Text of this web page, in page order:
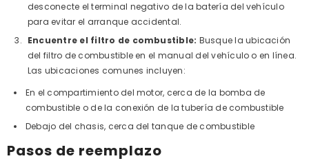
desconecte el terminal negativo de la batería del vehículo
para evitar el arranque accidental.
Encuentre el filtro de combustible: Busque la ubicación
del filtro de combustible en el manual del vehículo o en línea.
Las ubicaciones comunes incluyen:
En el compartimiento del motor, cerca de la bomba de
combustible o de la conexión de la tubería de combustible
Debajo del chasis, cerca del tanque de combustible
Pasos de reemplazo